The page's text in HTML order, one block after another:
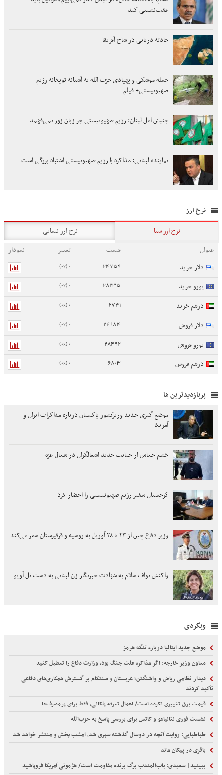
عقب‌نشینی کند
حادثه دریایی در شاخ آفریقا
حمله موشکی و پهپادی حزب الله به آشیانه توپخانه رژیم
صهیونیستی+ فیلم
جنبش امل لبنان: رژیم صهیونیستی جز زبان زور نمی‌فهمد
نماینده لبنانی: مذاکره با رژیم صهیونیستی اشتباه بزرگی است
نرخ ارز
نرخ ارز سنا
نرخ ارز نیمایی
عنوان
قیمت تغییر
نمودار
دلار خرید
24759
0 (0%)
یورو خرید 28235
0 (0%)
درهم خرید 6741
0 (0%)
دلار فروش 24984
0 (0%)
یورو فروش 28492
0 (0%)
درهم فروش 6803
0 (0%)
پربازدیدترین ها
موضع گیری جدید وزیرکشور پاکستان درباره مذاکرات ایران و
آمریکا
خشم حماس از جنایت جدید اشغالگران در شمال غزه
گرجستان سفیر رژیم صهیونیستی را احضار کرد
وزیر دفاع چین از ۲۳ تا ۲۸ آوریل به روسیه و قرقیزستان سفر می‌کند
واکنش نواف سلام به شهادت خبرنگار زن لبنانی به دست تل آویو
وبگردی
موضع جدید ایتالیا درباره تنگه هرمز
معاون وزیر خارجه: اگر مذاکره علت جنگ بود، وزارت دفاع را تعطیل کنید
دیدار نظامی ریاض و واشنگتن؛ عربستان و سنتکام بر گسترش همکاری‌های دفاعی
تأکید کردند
قیمت برق تغییری نکرده است/ اعمال تعرفه پلکانی، فقط برای پرمصرف‌ها
نشست فوری نتانیاهو و کاتس برای بررسی پاسخ به حزب‌الله
طباطبایی: روایت آنچه در دوسال گذشته سپری شد، امشب پخش و منتشر خواهد شد
باقری در پیکان ماند
ببینید| سعیدی: باب‌المندب برگ برنده مقاومت است/ هژمونی آمریکا فروپاشید